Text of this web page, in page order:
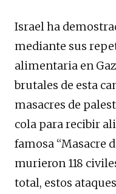
Israel ha
mediante sus
alimentaria en
brutales de esta
masacres de
cola para recibir
famosa “Masacre
murieron 118
total, estos